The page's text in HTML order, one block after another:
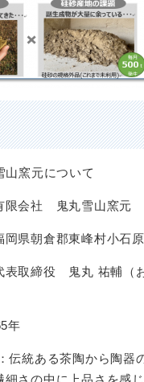
山窯元について
限会社 鬼丸雪山窯元
岡県朝倉郡東峰村小石
表取締役 鬼丸 祐輔（
年
伝統ある茶陶から陶器
さの中に上品さを感